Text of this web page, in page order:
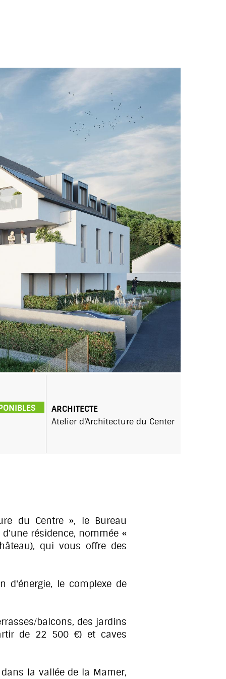
ARCHITECTE
Atelier d'Architecture du Center
du Centre », le Bureau
résidence, nommée «
qui vous offre des
d'énergie, le complexe de
balcons, des jardins
de 22 500 €) et caves
la vallée de la Mamer,